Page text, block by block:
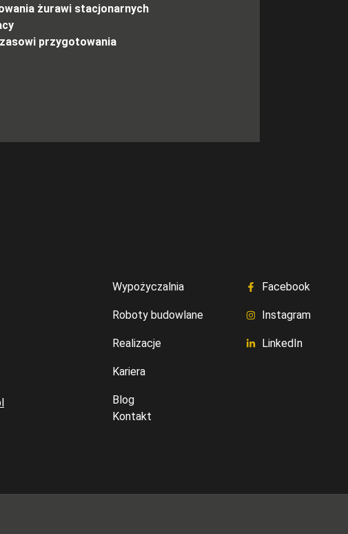
żurawi stacjonarnych
przygotowania
Wypożyczalnia
Roboty budowlane
Realizacje
Kariera
Blog
Kontakt
Facebook
Instagram
LinkedIn